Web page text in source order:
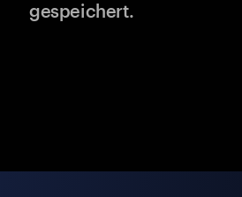
gespeichert.